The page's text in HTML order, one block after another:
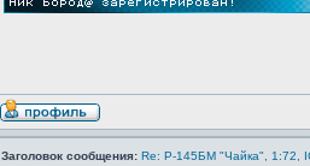
Заголовок сообщения: Re: Р-145БМ "Чайка", 1:72,